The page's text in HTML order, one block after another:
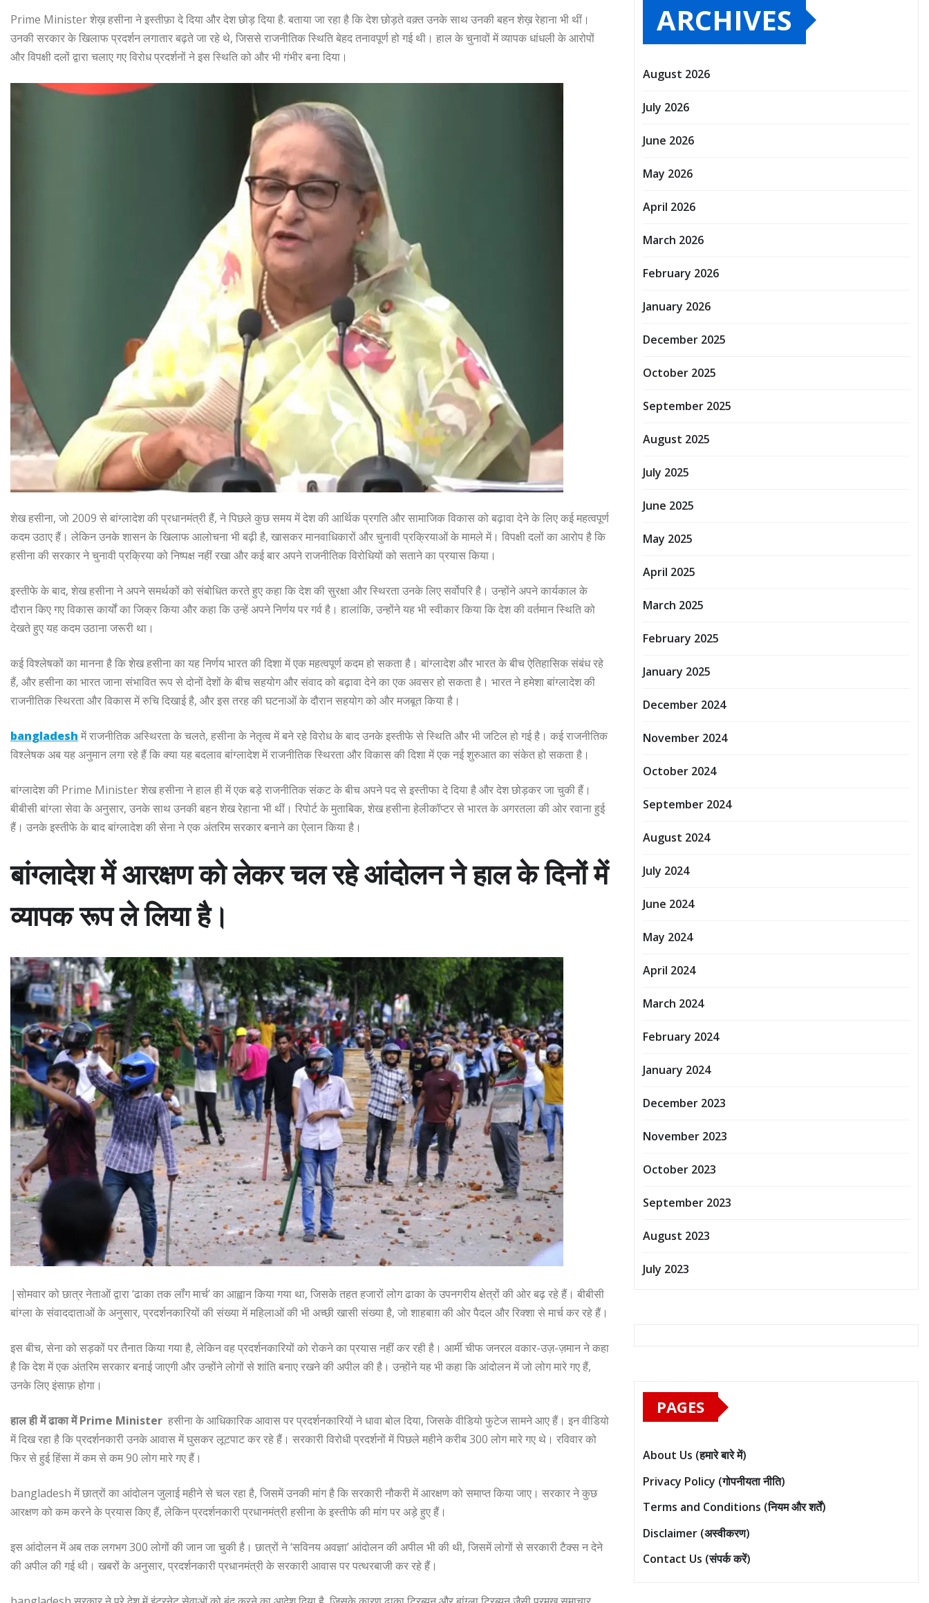
Prime Minister शेख़ हसीना ने इस्तीफ़ा दे दिया और देश छोड़ दिया है. बताया जा रहा है कि देश छोड़ते वक़्त उनके साथ उनकी बहन शेख़ रेहाना भी थीं।
उनकी सरकार के खिलाफ प्रदर्शन लगातार बढ़ते जा रहे थे, जिससे राजनीतिक स्थिति बेहद तनावपूर्ण हो गई थी। हाल के चुनावों में व्यापक धांधली के आरोपों
और विपक्षी दलों द्वारा चलाए गए विरोध प्रदर्शनों ने इस स्थिति को और भी गंभीर बना दिया।
शेख हसीना, जो 2009 से बांग्लादेश की प्रधानमंत्री हैं, ने पिछले कुछ समय में देश की आर्थिक प्रगति और सामाजिक विकास को बढ़ावा देने के लिए कई महत्वपूर्ण
कदम उठाए हैं। लेकिन उनके शासन के खिलाफ आलोचना भी बढ़ी है, खासकर मानवाधिकारों और चुनावी प्रक्रियाओं के मामले में। विपक्षी दलों का आरोप है कि
हसीना की सरकार ने चुनावी प्रक्रिया को निष्पक्ष नहीं रखा और कई बार अपने राजनीतिक विरोधियों को सताने का प्रयास किया।
इस्तीफे के बाद, शेख हसीना ने अपने समर्थकों को संबोधित करते हुए कहा कि देश की सुरक्षा और स्थिरता उनके लिए सर्वोपरि है। उन्होंने अपने कार्यकाल के
दौरान किए गए विकास कार्यों का जिक्र किया और कहा कि उन्हें अपने निर्णय पर गर्व है। हालांकि, उन्होंने यह भी स्वीकार किया कि देश की वर्तमान स्थिति को
देखते हुए यह कदम उठाना जरूरी था।
कई विश्लेषकों का मानना है कि शेख हसीना का यह निर्णय भारत की दिशा में एक महत्वपूर्ण कदम हो सकता है। बांग्लादेश और भारत के बीच ऐतिहासिक संबंध रहे
हैं, और हसीना का भारत जाना संभावित रूप से दोनों देशों के बीच सहयोग और संवाद को बढ़ावा देने का एक अवसर हो सकता है। भारत ने हमेशा बांग्लादेश की
राजनीतिक स्थिरता और विकास में रुचि दिखाई है, और इस तरह की घटनाओं के दौरान सहयोग को और मजबूत किया है।
bangladesh में राजनीतिक अस्थिरता के चलते, हसीना के नेतृत्व में बने रहे विरोध के बाद उनके इस्तीफे से स्थिति और भी जटिल हो गई है। कई राजनीतिक
विश्लेषक अब यह अनुमान लगा रहे हैं कि क्या यह बदलाव बांग्लादेश में राजनीतिक स्थिरता और विकास की दिशा में एक नई शुरुआत का संकेत हो सकता है।
बांग्लादेश की Prime Minister शेख हसीना ने हाल ही में एक बड़े राजनीतिक संकट के बीच अपने पद से इस्तीफा दे दिया है और देश छोड़कर जा चुकी हैं।
बीबीसी बांग्ला सेवा के अनुसार, उनके साथ उनकी बहन शेख रेहाना भी थीं। रिपोर्ट के मुताबिक, शेख हसीना हेलीकॉप्टर से भारत के अगरतला की ओर रवाना हुई
हैं। उनके इस्तीफे के बाद बांग्लादेश की सेना ने एक अंतरिम सरकार बनाने का ऐलान किया है।
बांग्लादेश में आरक्षण को लेकर चल रहे आंदोलन ने हाल के दिनों में
व्यापक रूप ले लिया है।
|सोमवार को छात्र नेताओं द्वारा ‘ढाका तक लॉंग मार्च’ का आह्वान किया गया था, जिसके तहत हजारों लोग ढाका के उपनगरीय क्षेत्रों की ओर बढ़ रहे हैं। बीबीसी
बांग्ला के संवाददाताओं के अनुसार, प्रदर्शनकारियों की संख्या में महिलाओं की भी अच्छी खासी संख्या है, जो शाहबाग़ की ओर पैदल और रिक्शा से मार्च कर रहे हैं।
इस बीच, सेना को सड़कों पर तैनात किया गया है, लेकिन वह प्रदर्शनकारियों को रोकने का प्रयास नहीं कर रही है। आर्मी चीफ जनरल वकार-उज़-ज़मान ने कहा
है कि देश में एक अंतरिम सरकार बनाई जाएगी और उन्होंने लोगों से शांति बनाए रखने की अपील की है। उन्होंने यह भी कहा कि आंदोलन में जो लोग मारे गए हैं,
उनके लिए इंसाफ़ होगा।
हाल ही में ढाका में Prime Minister हसीना के आधिकारिक आवास पर प्रदर्शनकारियों ने धावा बोल दिया, जिसके वीडियो फुटेज सामने आए हैं। इन वीडियो
में दिख रहा है कि प्रदर्शनकारी उनके आवास में घुसकर लूटपाट कर रहे हैं। सरकारी विरोधी प्रदर्शनों में पिछले महीने करीब 300 लोग मारे गए थे। रविवार को
फिर से हुई हिंसा में कम से कम 90 लोग मारे गए हैं।
bangladesh में छात्रों का आंदोलन जुलाई महीने से चल रहा है, जिसमें उनकी मांग है कि सरकारी नौकरी में आरक्षण को समाप्त किया जाए। सरकार ने कुछ
आरक्षण को कम करने के प्रयास किए हैं, लेकिन प्रदर्शनकारी प्रधानमंत्री हसीना के इस्तीफे की मांग पर अड़े हुए हैं।
इस आंदोलन में अब तक लगभग 300 लोगों की जान जा चुकी है। छात्रों ने ‘सविनय अवज्ञा’ आंदोलन की अपील भी की थी, जिसमें लोगों से सरकारी टैक्स न देने
की अपील की गई थी। खबरों के अनुसार, प्रदर्शनकारी प्रधानमंत्री के सरकारी आवास पर पत्थरबाजी कर रहे हैं।
ARCHIVES
August 2026
July 2026
June 2026
May 2026
April 2026
March 2026
February 2026
January 2026
December 2025
October 2025
September 2025
August 2025
July 2025
June 2025
May 2025
April 2025
March 2025
February 2025
January 2025
December 2024
November 2024
October 2024
September 2024
August 2024
July 2024
June 2024
May 2024
April 2024
March 2024
February 2024
January 2024
December 2023
November 2023
October 2023
September 2023
August 2023
July 2023
PAGES
About Us (हमारे बारे में)
Privacy Policy (गोपनीयता नीति)
Terms and Conditions (नियम और शर्तें)
Disclaimer (अस्वीकरण)
Contact Us (संपर्क करें)